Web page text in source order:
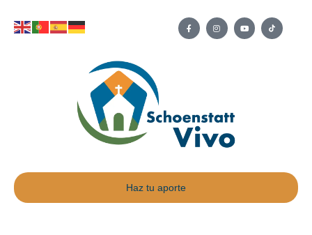
Haz tu aporte